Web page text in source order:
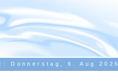
:: Donnerstag, 6. Aug 2026